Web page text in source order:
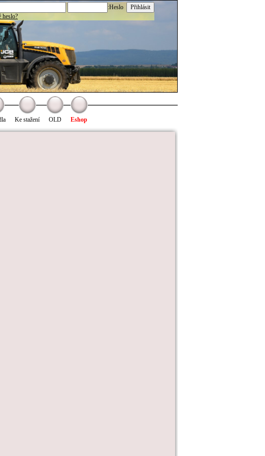
:Heslo
heslo?
Ke stažení OLD Eshop